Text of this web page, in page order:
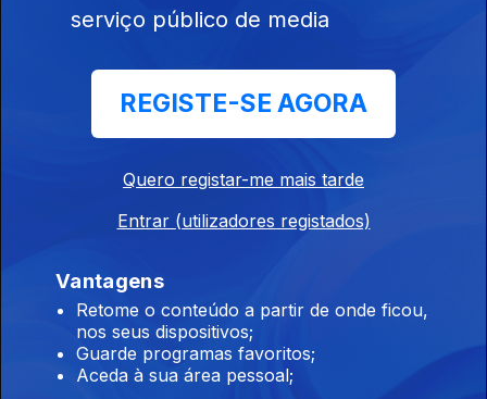
Santa Cruz, Flores
Lajes, Flores
Vila do Porto, Santa Maria
serviço público de media
REGISTE-SE AGORA
Quero registar-me mais tarde
Entrar (utilizadores registados)
Vantagens
Retome o conteúdo a partir de onde ficou,
nos seus dispositivos;
Guarde programas favoritos;
Aceda à sua área pessoal;